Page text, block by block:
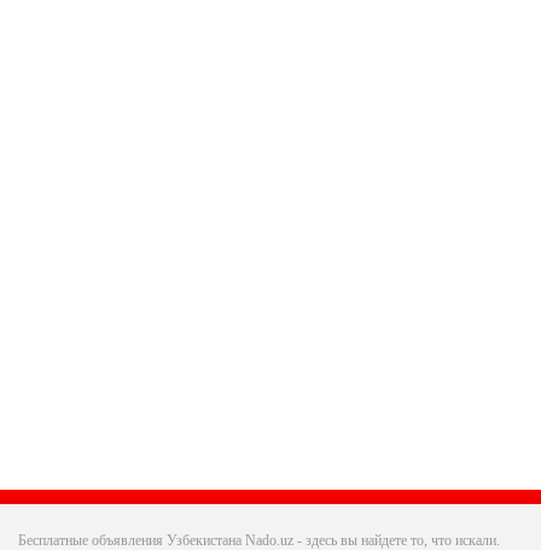
Бесплатные объявления Узбекистана Nado.uz - здесь вы найдете то, что искали.